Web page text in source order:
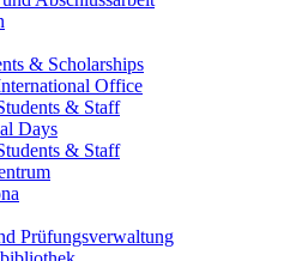
& Scholarships
Office
& Staff
Days
& Staff
Prüfungsverwaltung